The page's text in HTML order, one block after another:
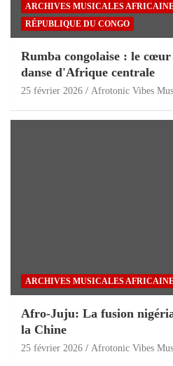
ARCHIVES MUSICALES
RÉPUBLIQUE DU CONGO
Rumba congolaise : le
danse d'Afrique centrale
25 février 2026 Afrotonic Vibes
ARCHIVES MUSICALES
Afro-Juju: La fusion
la Chine
25 février 2026 Afrotonic Vibes